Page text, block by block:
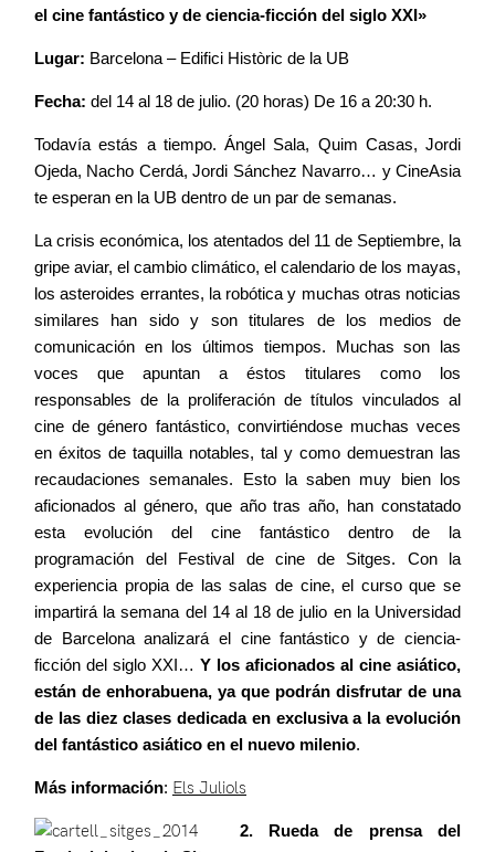
el cine fantástico y de ciencia-ficción del siglo XXI»
Lugar: Barcelona – Edifici Històric de la UB
Fecha: del 14 al 18 de julio. (20 horas) De 16 a 20:30 h.
Todavía estás a tiempo. Ángel Sala, Quim Casas, Jordi
Ojeda, Nacho Cerdá, Jordi Sánchez Navarro… y CineAsia
te esperan en la UB dentro de un par de semanas.
La crisis económica, los atentados del 11 de Septiembre, la
gripe aviar, el cambio climático, el calendario de los mayas,
los asteroides errantes, la robótica y muchas otras noticias
similares han sido y son titulares de los medios de
comunicación en los últimos tiempos. Muchas son las
voces que apuntan a éstos titulares como los
responsables de la proliferación de títulos vinculados al
cine de género fantástico, convirtiéndose muchas veces
en éxitos de taquilla notables, tal y como demuestran las
recaudaciones semanales. Esto la saben muy bien los
aficionados al género, que año tras año, han constatado
esta evolución del cine fantástico dentro de la
programación del Festival de cine de Sitges. Con la
experiencia propia de las salas de cine, el curso que se
impartirá la semana del 14 al 18 de julio en la Universidad
de Barcelona analizará el cine fantástico y de ciencia-
ficción del siglo XXI… Y los aficionados al cine asiático,
están de enhorabuena, ya que podrán disfrutar de una
de las diez clases dedicada en exclusiva a la evolución
del fantástico asiático en el nuevo milenio.
Más información: Els Juliols
2. Rueda de prensa del